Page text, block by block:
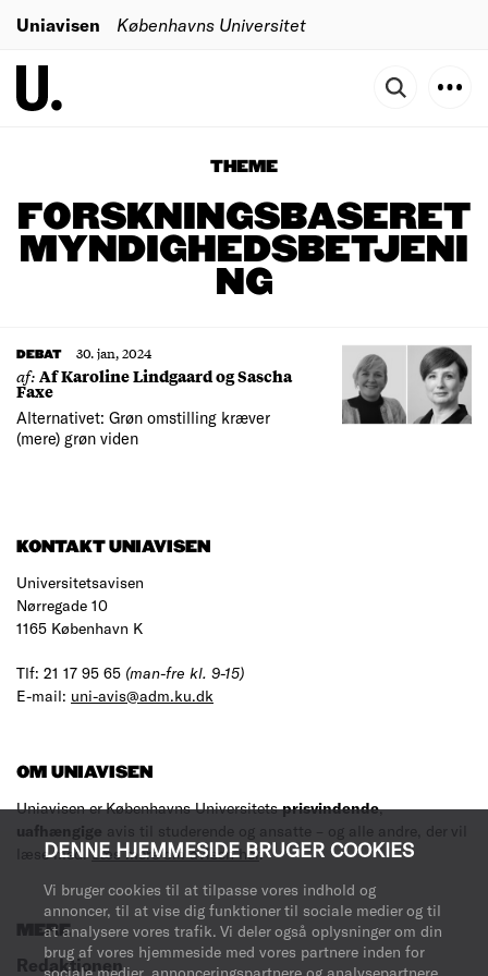
DENNE HJEMMESIDE BRUGER COOKIES
Vi bruger cookies til at tilpasse vores indhold og
annoncer, til at vise dig funktioner til sociale medier og til
at analysere vores trafik. Vi deler også oplysninger om din
brug af vores hjemmeside med vores partnere inden for
sociale medier, annonceringspartnere og analysepartnere.
Uniavisen Københavns Universitet
THEME
FORSKNINGSBASERET
MYNDIGHEDSBETJENI
NG
DEBAT 30. jan, 2024
af:Af Karoline Lindgaard og Sascha
Faxe
Alternativet: Grøn omstilling kræver
(mere) grøn viden
KONTAKT UNIAVISEN
Universitetsavisen
Nørregade 10
1165 København K
Tlf: 21 17 95 65 (man-fre kl. 9-15)
E-mail: uni-avis@adm.ku.dk
OM UNIAVISEN
Uniavisen er Københavns Universitetsprisvindende,
uafhængige avis til studerende og ansatte – og alle andre, der vil
læse med.Læs mere om avisen her.
MERE
Redaktionen